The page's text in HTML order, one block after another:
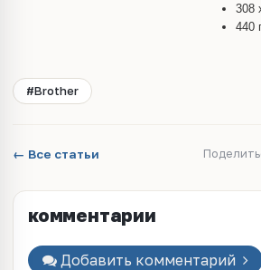
308
440
#Brother
← Все статьи
комментарии
Добавить комментарий